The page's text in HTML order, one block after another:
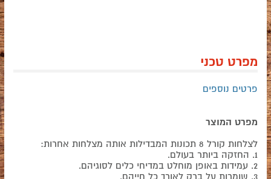
מפרט טכני
פרטים נוספים
מפרט המוצר
לצלחות קורל 8 תכונות המבדילות אותה מצלחות אחרות:
1. החזקה ביותר בעולם.
2. עמידות באופן מוחלט במדיחי כלים לסוגיהם.
3. שומרות על ברק לאורך כל חייהם.